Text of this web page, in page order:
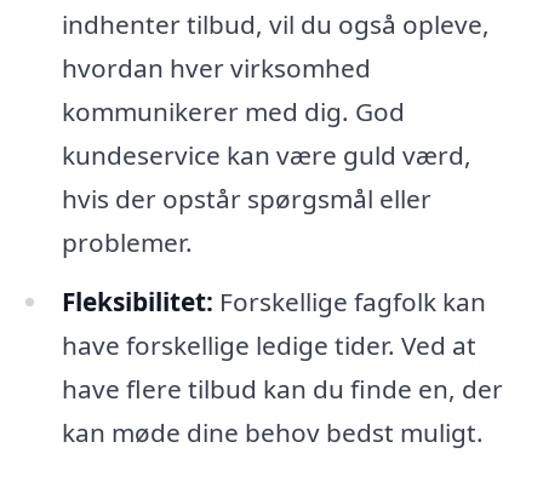
indhenter tilbud, vil du også opleve,
hvordan hver virksomhed
kommunikerer med dig. God
kundeservice kan være guld værd,
hvis der opstår spørgsmål eller
problemer.
Fleksibilitet: Forskellige fagfolk kan
have forskellige ledige tider. Ved at
have flere tilbud kan du finde en, der
kan møde dine behov bedst muligt.